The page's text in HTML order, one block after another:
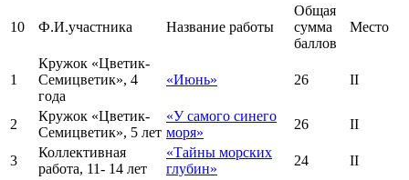
10 Ф.И.участника Название работы
Общая
сумма
баллов
Место
1
Кружок «Цветик-
Семицветик», 4
года
«Июнь» 26 II
2
Кружок «Цветик-
Семицветик», 5 лет
«У самого синего
моря»
26 II
3
Коллективная
работа, 11- 14 лет
«Тайны морских
глубин»
24 II